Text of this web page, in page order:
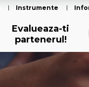
Instrumente
Evalueaza-ti
partenerul!